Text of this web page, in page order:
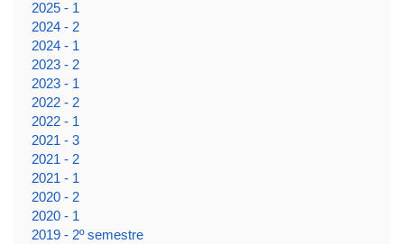
2025 - 1
2024 - 2
2024 - 1
2023 - 2
2023 - 1
2022 - 2
2022 - 1
2021 - 3
2021 - 2
2021 - 1
2020 - 2
2020 - 1
2019 - 2º semestre